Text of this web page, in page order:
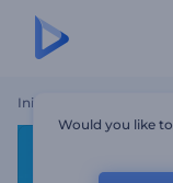
Inicio
Would you like